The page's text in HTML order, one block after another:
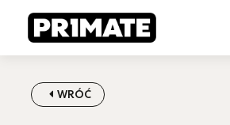
WRÓĆ